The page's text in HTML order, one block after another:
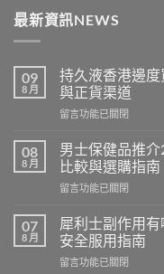
最新資訊NEWS
09
8 月
持久液香港邊
與正貨渠道
在
久
液
香
港
度
買？
2026
年
留言功能已關閉
08
8 月
男士保健品推
比較與選購指南
在
士
保
健
品
留言功能已關閉
07
8 月
犀利士副作用
安全服用指南
在
留言功能已關閉